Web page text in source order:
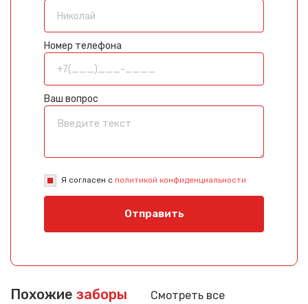
Номер телефона
Ваш вопрос
Я согласен с политикой конфиденциальности
Отправить
Похожие заборы Смотреть все